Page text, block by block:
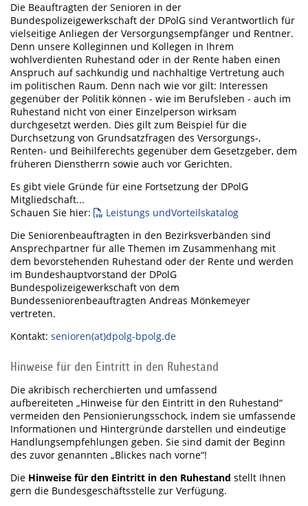
Die Beauftragten der Senioren in der
Bundespolizeigewerkschaft der DPolG sind Verantwortlich für
vielseitige Anliegen der Versorgungsempfänger und Rentner.
Denn unsere Kolleginnen und Kollegen in Ihrem
wohlverdienten Ruhestand oder in der Rente haben einen
Anspruch auf sachkundig und nachhaltige Vertretung auch
im politischen Raum. Denn nach wie vor gilt: Interessen
gegenüber der Politik können - wie im Berufsleben - auch im
Ruhestand nicht von einer Einzelperson wirksam
durchgesetzt werden. Dies gilt zum Beispiel für die
Durchsetzung von Grundsatzfragen des Versorgungs-,
Renten- und Beihilferechts gegenüber dem Gesetzgeber, dem
früheren Dienstherrn sowie auch vor Gerichten.
Es gibt viele Gründe für eine Fortsetzung der DPolG
Mitgliedschaft...
Schauen Sie hier:
Leistungs undVorteilskatalog
Die Seniorenbeauftragten in den Bezirksverbänden sind
Ansprechpartner für alle Themen im Zusammenhang mit
dem bevorstehenden Ruhestand oder der Rente und werden
im Bundeshauptvorstand der DPolG
Bundespolizeigewerkschaft von dem
Bundesseniorenbeauftragten Andreas Mönkemeyer
vertreten.
Kontakt: senioren(at)dpolg-bpolg.de
Hinweise für den Eintritt in den Ruhestand
Die akribisch recherchierten und umfassend
aufbereiteten „Hinweise für den Eintritt in den Ruhestand“
vermeiden den Pensionierungsschock, indem sie umfassende
Informationen und Hintergründe darstellen und eindeutige
Handlungsempfehlungen geben. Sie sind damit der Beginn
des zuvor genannten „Blickes nach vorne“!
Die Hinweise für den Eintritt in den Ruhestand stellt Ihnen
gern die Bundesgeschäftsstelle zur Verfügung.